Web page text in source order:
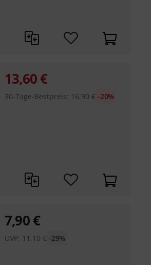
13,60€
30-Tage-Bestpreis: 16,90 € -20%
7,90€
UVP: 11,10 € -29%